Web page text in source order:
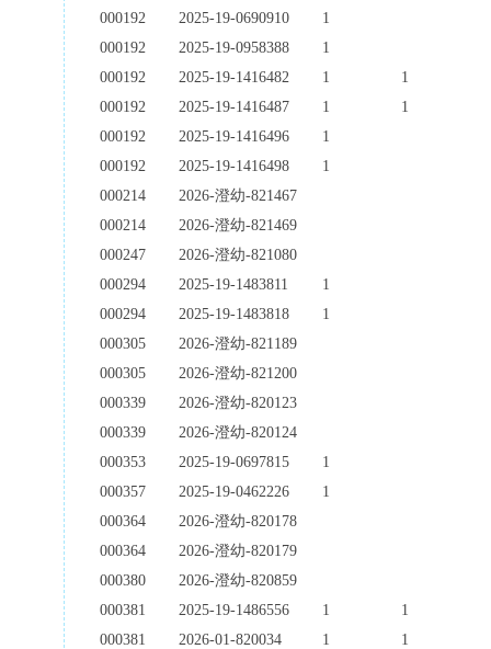
000192
2025-19-0690910
1
000192
2025-19-0958388
1
000192
2025-19-1416482 1
1
000192
2025-19-1416487 1
1
000192
2025-19-1416496
1
000192
2025-19-1416498
1
000214
2026-澄幼-821467
000214
2026-澄幼-821469
000247
2026-澄幼-821080
000294
2025-19-1483811
1
000294
2025-19-1483818
1
000305
2026-澄幼-821189
000305
2026-澄幼-821200
000339
2026-澄幼-820123
000339
2026-澄幼-820124
000353
2025-19-0697815
1
000357
2025-19-0462226
1
000364
2026-澄幼-820178
000364
2026-澄幼-820179
000380
2026-澄幼-820859
000381
2025-19-1486556 1
1
000381
2026-01-820034 1
1